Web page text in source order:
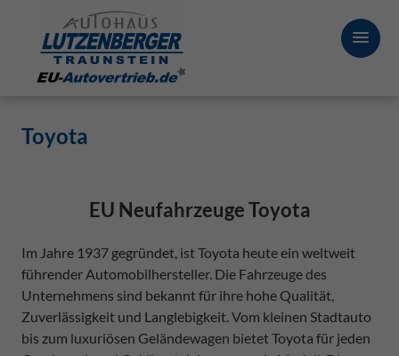
Toyota
EU Neufahrzeuge Toyota
Im Jahre 1937 gegründet, ist Toyota heute ein weltweit
führender Automobilhersteller. Die Fahrzeuge des
Unternehmens sind bekannt für ihre hohe Qualität,
Zuverlässigkeit und Langlebigkeit. Vom kleinen Stadtauto
bis zum luxuriösen Geländewagen bietet Toyota für jeden